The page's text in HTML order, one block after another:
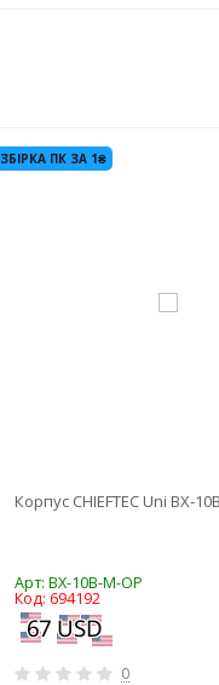
ЗБІРКА ПК ЗА 1₴
Корпус CHIEFTEC Uni BX-
Арт: BX-10B-M-OP
Код: 694192
0